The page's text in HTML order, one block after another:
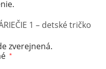
1 – detské tričko
zverejnená.
*